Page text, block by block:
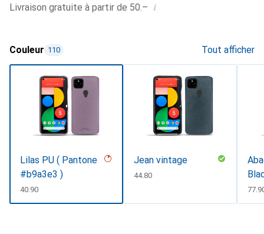
Livraison gratuite à partir de 50.– i
Couleur 110 Tout afficher
Lilas PU ( Pantone
#b9a3e3 )
CHF
40.90
Jean vintage
CHF
44.80
CHF